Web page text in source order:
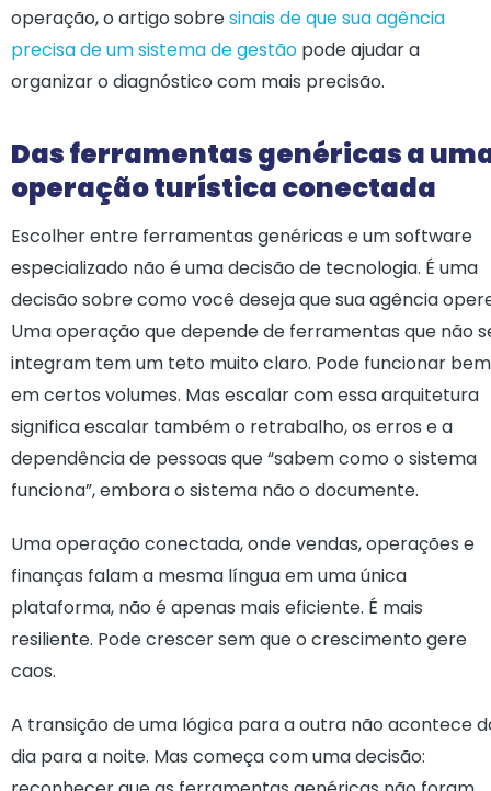
operação, o artigo sobresinais de que sua agência
precisa de um sistema de gestão pode ajudar a
organizar o diagnóstico com mais precisão.
Das ferramentas genéricas a
operação turística conectada
Escolher entre ferramentas genéricas e um software
especializado não é uma decisão de tecnologia. É uma
decisão sobre como você deseja que sua agência
Uma operação que depende de ferramentas que não
integram tem um teto muito claro. Pode funcionar bem
em certos volumes. Mas escalar com essa arquitetura
significa escalar também o retrabalho, os erros e a
dependência de pessoas que “sabem como o sistema
funciona”, embora o sistema não o documente.
Uma operação conectada, onde vendas, operações e
finanças falam a mesma língua em uma única
plataforma, não é apenas mais eficiente. É mais
resiliente. Pode crescer sem que o crescimento gere
caos.
A transição de uma lógica para a outra não acontece
dia para a noite. Mas começa com uma decisão: